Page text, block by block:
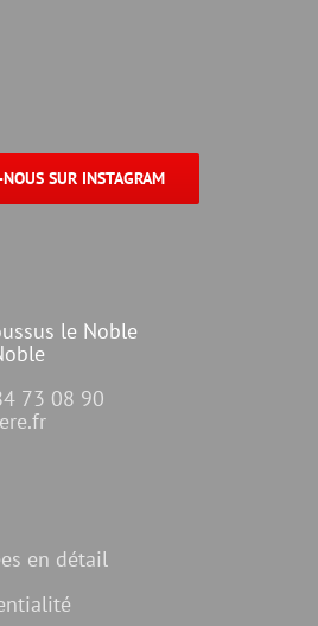
SUR INSTAGRAM
le Noble
73 08 90
en détail